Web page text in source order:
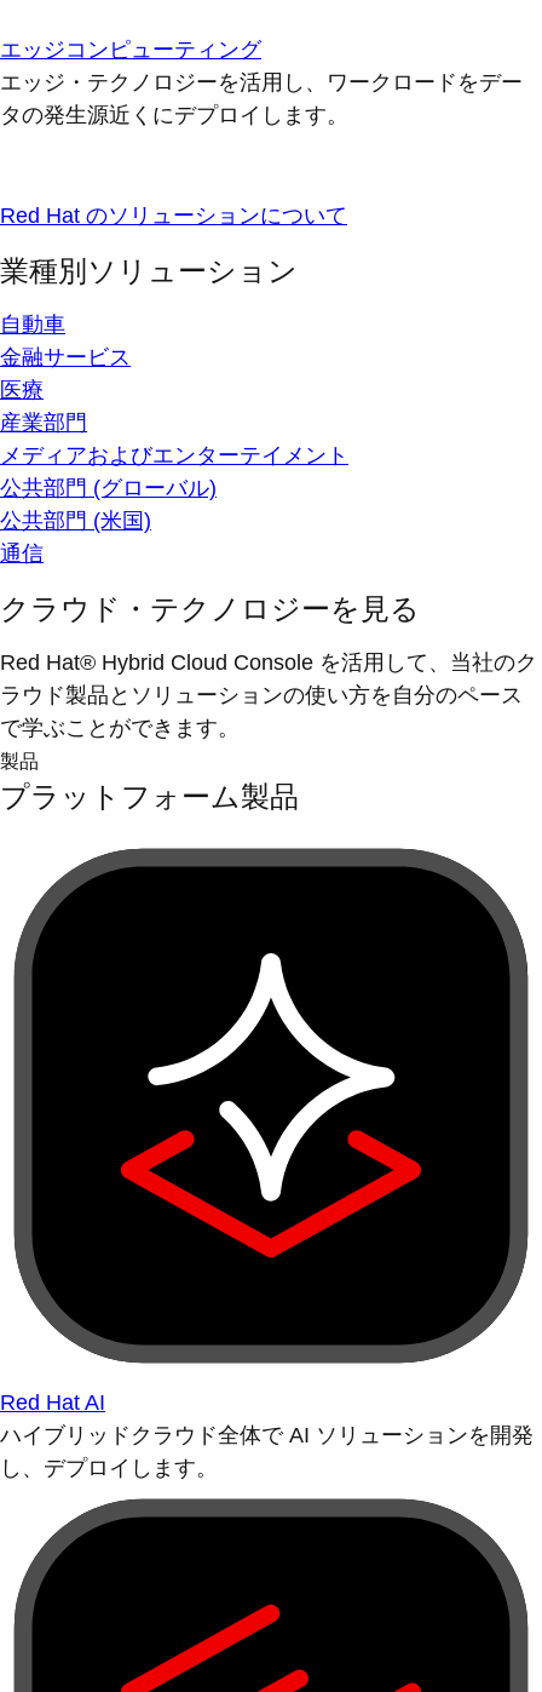
エッジコンピューティング
エッジ・テクノロジーを活用し、ワークロードをデー
タの発生源近くにデプロイします。
Red Hat のソリューションについて
業種別ソリューション
自動車
金融サービス
医療
産業部門
メディアおよびエンターテイメント
公共部門 (グローバル)
公共部門 (米国)
通信
クラウド・テクノロジーを見る
Red Hat® Hybrid Cloud Console を活用して、当社のク
ラウド製品とソリューションの使い方を自分のペース
で学ぶことができます。
製品
プラットフォーム製品
Red Hat AI
ハイブリッドクラウド全体で AI ソリューションを開発
し、デプロイします。